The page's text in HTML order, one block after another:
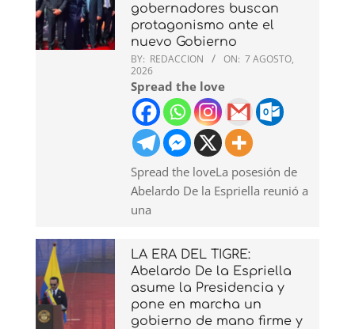
gobernadores buscan
protagonismo ante el
nuevo Gobierno
BY: REDACCION ON: 7 AGOSTO,
2026
Spread the love
Spread the loveLa posesión de
Abelardo De la Espriella reunió a
una
LA ERA DEL TIGRE:
Abelardo De la Espriella
asume la Presidencia y
pone en marcha un
gobierno de mano firme y